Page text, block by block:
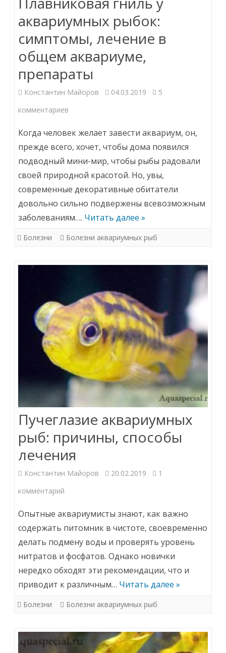
аквариумных рыбок:
симптомы, лечение в
общем аквариуме,
препараты
Константин Майоров 04.03.2019
5
комментариев
Плавниковая
гниль
у
аквариумных
рыбок:
симптомы,
в
аквариуме,
препараты
Когда человек желает завести аквариум, он,
прежде всего, хочет, чтобы дома появился
подводный мини-мир, чтобы рыбы радовали
своей природной красотой. Но, увы,
современные декоративные обитатели
довольно сильно подвержены всевозможным
заболеваниям…. Читать далее »
Болезни Болезни аквариумных рыб
Пучеглазие аквариумных
рыб: причины, способы
лечения
Константин Майоров 20.02.2019
1
комментарий
Пучеглазие
аквариумных
рыб:
Опытные аквариумисты знают, как важно
содержать питомник в чистоте, своевременно
делать подмену воды и проверять уровень
нитратов и фосфатов. Однако новички
нередко обходят эти рекомендации, что и
приводит к различным… Читать далее »
Болезни Болезни аквариумных рыб